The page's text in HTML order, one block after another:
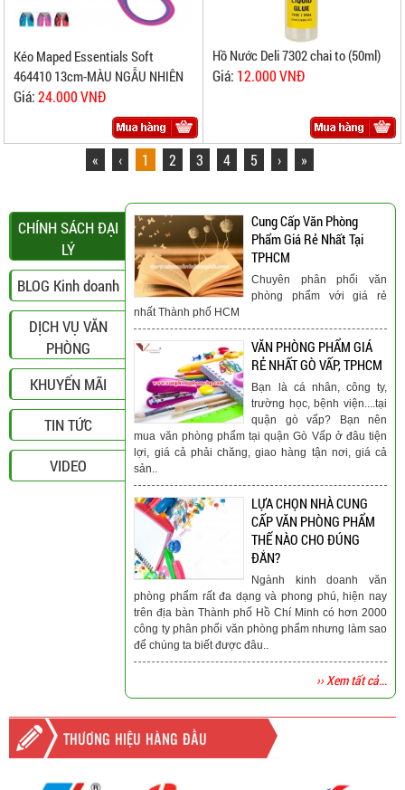
Kéo Maped Essentials Soft
464410 13cm-MÀU NGẪU NHIÊN
Giá:24.000 VNĐ
Hồ Nước Deli 7302 chai to (50ml)
Giá: 12.000 VNĐ
« ‹ 1 2 3 4 5 › »
CHÍNH SÁCH ĐẠI
LÝ
BLOG Kinh doanh
DỊCH VỤ VĂN
PHÒNG
KHUYẾN MÃI
TIN TỨC
VIDEO
Cung Cấp Văn Phòng
Phẩm Giá Rẻ Nhất Tại
TPHCM
Chuyên phân phối văn
phòng phẩm với giá rẻ
nhất Thành phố HCM
VĂN PHÒNG PHẨM GIÁ
RẺ NHẤT GÒ VẤP, TPHCM
Bạn là cá nhân, công ty,
trường học, bệnh viện....tại
quận gò vấp? Bạn nên
mua văn phòng phẩm tại quận Gò Vấp ở đâu tiện
lợi, giá cả phải chăng, giao hàng tận nơi, giá cả
sản..
LỰA CHỌN NHÀ CUNG
CẤP VĂN PHÒNG PHẨM
THẾ NÀO CHO ĐÚNG
ĐẮN?
Ngành kinh doanh văn
phòng phẩm rất đa dạng và phong phú, hiện nay
trên địa bàn Thành phố Hồ Chí Minh có hơn 2000
công ty phân phối văn phòng phẩm nhưng làm sao
để chúng ta biết được đâu..
›› Xem tất cả...
THƯƠNG HIỆU HÀNG ĐẦU